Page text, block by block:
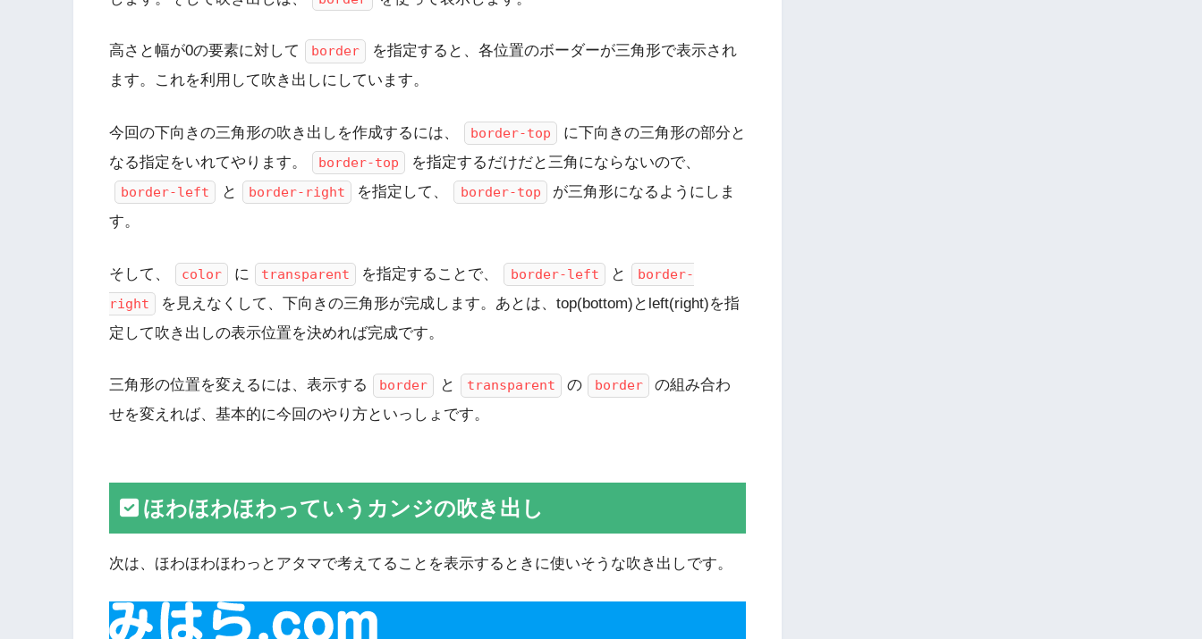
高さと幅が0の要素に対して border
を指定すると、各位置のボーダーが三角形で表示され
ます。これを利用して吹き出しにしています。
今回の下向きの三角形の吹き出しを作成するには、 border-top
に下向きの三角形の部分と
なる指定をいれてやります。
border-top を指定するだけだと三角にならないので、
border-left と border-right を指定して、 border-top
が三角形になるようにしま
す。
そして、 color に transparent を指定することで、 border-left と
border-
right
を見えなくして、下向きの三角形が完成します。あとは、top(bottom)とleft(right)を指
定して吹き出しの表示位置を決めれば完成です。
三角形の位置を変えるには、表示する border と transparent の border
の組み合わ
せを変えれば、基本的に今回のやり方といっしょです。
ほわほわほわっていうカンジの吹き出し
次は、ほわほわほわっとアタマで考えてることを表示するときに使いそうな吹き出しです。